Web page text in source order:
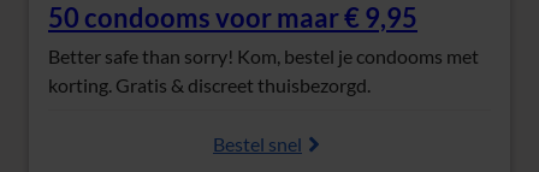
50 condooms voor maar € 9,95
(Opent in nieuw tabblad)
Better safe than sorry! Kom, bestel je condooms met
korting. Gratis & discreet thuisbezorgd.
Bestel snel